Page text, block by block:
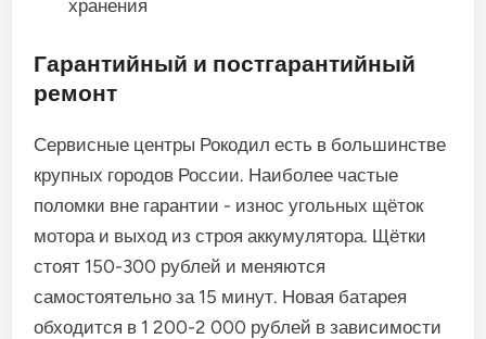
хранения
Гарантийный и постгарантийный
ремонт
Сервисные центры Рокодил есть в большинстве
крупных городов России. Наиболее частые
поломки вне гарантии - износ угольных щёток
мотора и выход из строя аккумулятора. Щётки
стоят 150-300 рублей и меняются
самостоятельно за 15 минут. Новая батарея
обходится в 1 200-2 000 рублей в зависимости